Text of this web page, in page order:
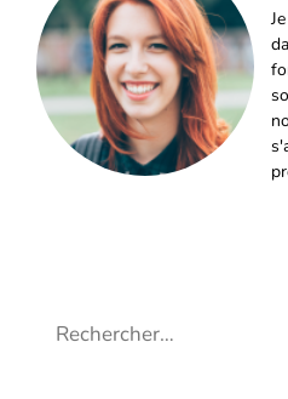
Rechercher :